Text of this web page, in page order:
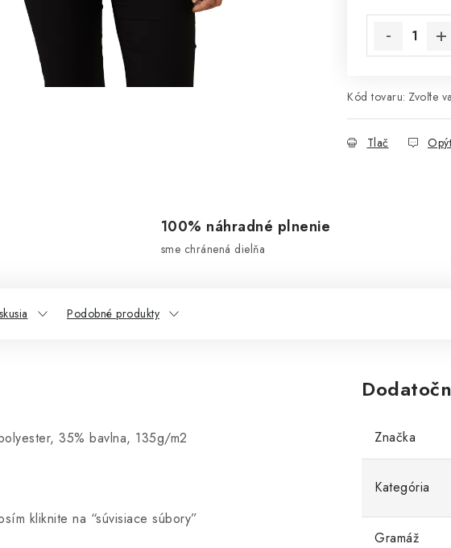
Kód tovaru: Zvoľte
Tlač
100% náhradné plnenie
sme chránená dielňa
Podobné produkty
35% bavlna, 135g/m2
kliknite na “súvisiace súbory”
Značka
Kategória
Gramáž